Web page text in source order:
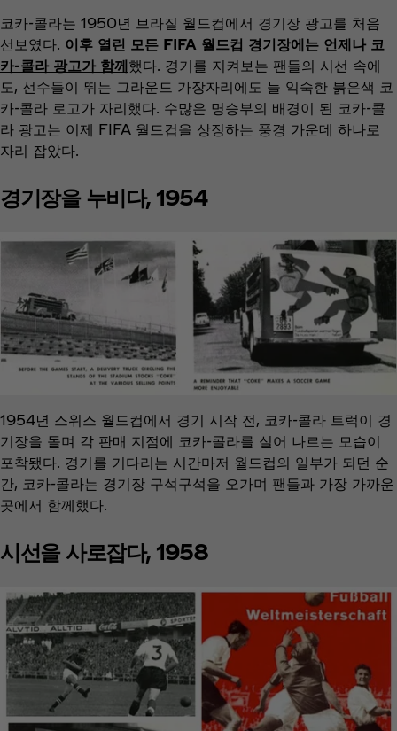
코카-콜라는 1950년 브라질 월드컵에서 경기장 광고를 처음
선보였다. 이후 열린 모든 FIFA 월드컵 경기장에는 언제나 코
카-콜라 광고가 함께했다. 경기를 지켜보는 팬들의 시선 속에
도, 선수들이 뛰는 그라운드 가장자리에도 늘 익숙한 붉은색 코
카-콜라 로고가 자리했다. 수많은 명승부의 배경이 된 코카-콜
라 광고는 이제 FIFA 월드컵을 상징하는 풍경 가운데 하나로
자리 잡았다.
경기장을 누비다, 1954
1954년 스위스 월드컵에서 경기 시작 전, 코카-콜라 트럭이 경
기장을 돌며 각 판매 지점에 코카-콜라를 실어 나르는 모습이
포착됐다. 경기를 기다리는 시간마저 월드컵의 일부가 되던 순
간, 코카‑콜라는 경기장 구석구석을 오가며 팬들과 가장 가까운
곳에서 함께했다.
시선을 사로잡다, 1958